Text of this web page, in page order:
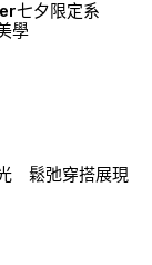
七夕限定系
學
鬆弛穿搭展現